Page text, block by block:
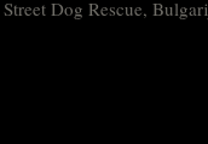
Dog Rescue,